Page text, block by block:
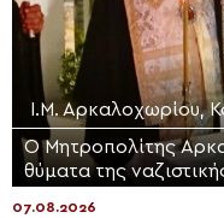
Ι.Μ. Αρκαλοχωρίου,
Ο Μητροπολίτης
θύματα της
07.08.2026